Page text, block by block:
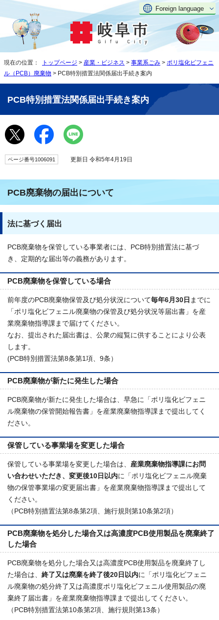
Foreign language
現在の位置： トップページ > 産業・ビジネス > 事業系ごみ > ポリ塩化ビフェニ
ル（PCB）廃棄物 > PCB特別措置法関係届出手続き案内
PCB特別措置法関係届出手続き案内
ページ番号1006091 更新日 令和5年4月19日
PCB廃棄物の届出について
法に基づく届出
PCB廃棄物を保管している事業者には、PCB特別措置法に基づ
き、定期的な届出等の義務があります。
PCB廃棄物を保管している場合
前年度のPCB廃棄物保管及び処分状況について毎年6月30日 までに
「ポリ塩化ビフェニル廃棄物の保管及び処分状況等届出書」を産
業廃棄物指導課まで届けてください。
なお、提出された届出書は、公衆の縦覧に供することにより公表
します。
(PCB特別措置法第8条第1項、9条）
PCB廃棄物が新たに発生した場合
PCB廃棄物が新たに発生した場合は、早急に「ポリ塩化ビフェニ
ル廃棄物の保管開始報告書」を産業廃棄物指導課まで提出してく
ださい。
保管している事業場を変更した場合
保管している事業場を変更した場合は、 産業廃棄物指導課にお問
い合わせいただき、変更後10日以内に「ポリ塩化ビフェニル廃棄
物の保管事業場の変更届出書」を産業廃棄物指導課まで提出して
ください。
（PCB特別措置法第8条第2項、施行規則第10条第2項）
PCB廃棄物を処分した場合又は高濃度PCB使用製品を廃棄終了
した場合
PCB廃棄物を処分した場合又は高濃度PCB使用製品を廃棄終了し
た場合は、 終了又は廃棄を終了後20日以内に「ポリ塩化ビフェニ
ル廃棄物の処分終了又は高濃度ポリ塩化ビフェニル使用製品の廃
棄終了届出書」を産業廃棄物指導課まで提出してください。
（PCB特別措置法第10条第2項、施行規則第13条）